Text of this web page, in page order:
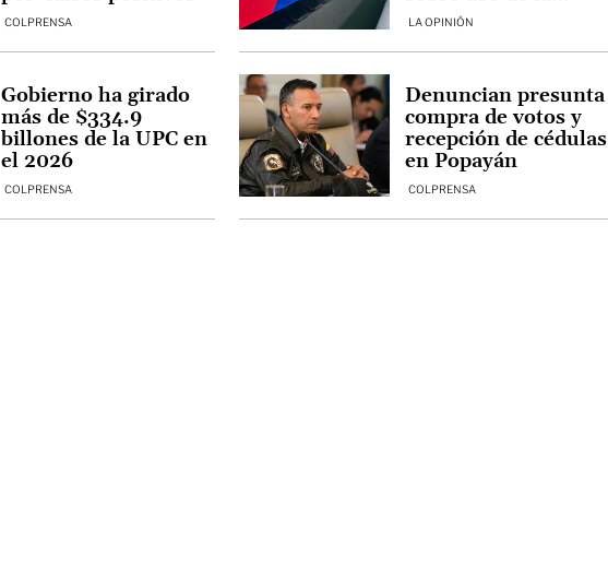
COLPRENSA LA OPINIÓN
camiseta en la
COLPRENSA
Gobierno ha girado
más de $334.9
billones de la UPC en
el 2026
COLPRENSA
Denuncian presunta
compra de votos y
recepción de cédulas
en Popayán